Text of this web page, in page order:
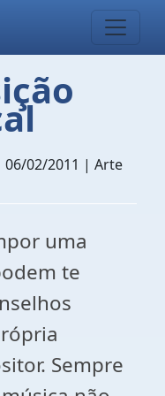
06/02/2011 | Arte
uma
te
Sempre